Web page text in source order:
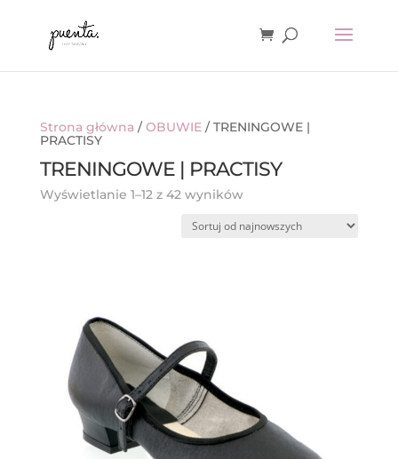
Strona główna /OBUWIE/ TRENINGOWE |
PRACTISY
TRENINGOWE | PRACTISY
Wyświetlanie 1–12 z 42 wynikówPosortowane
najnowszych